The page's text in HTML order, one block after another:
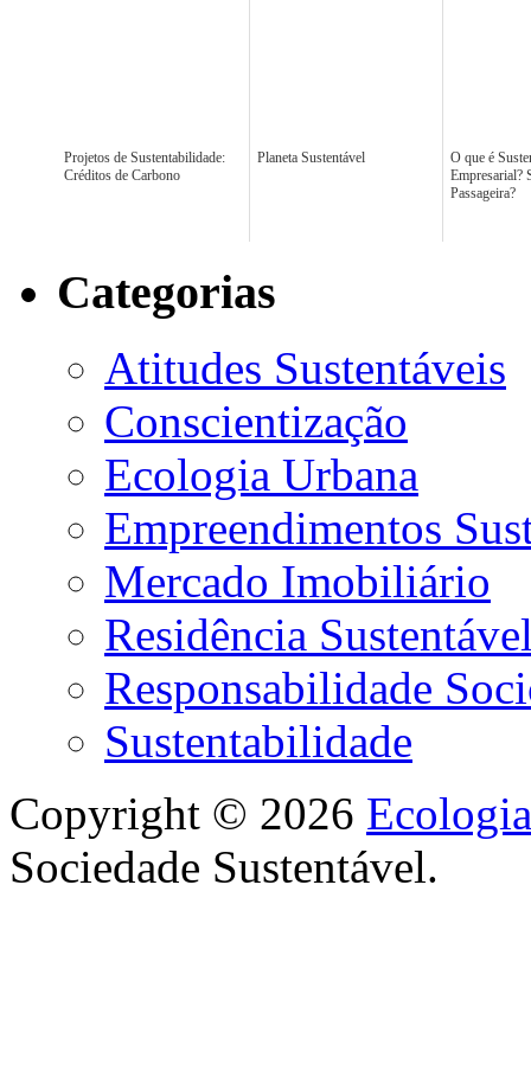
Projetos de Sustentabilidade:
Créditos de Carbono
Planeta Sustentável
O que é
Empresarial?
Passageira?
Categorias
Atitudes Sustentáveis
Conscientização
Ecologia Urbana
Empreendimentos
Mercado Imobiliário
Residência
Responsabilidade
Sustentabilidade
Copyright © 2026
Sociedade Sustentável.